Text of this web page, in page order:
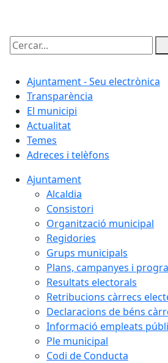
Cercar:
Ajuntament - Seu electrònica
Transparència
El municipi
Actualitat
Temes
Adreces i telèfons
Ajuntament
Alcaldia
Consistori
Organització municipal
Regidories
Grups municipals
Plans, campanyes i
Resultats electorals
Retribucions càrrecs
Declaracions de béns
Informació empleats
Ple municipal
Codi de Conducta